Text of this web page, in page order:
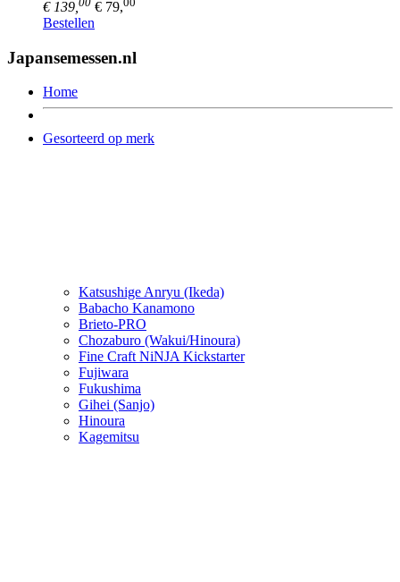
€ 139, € 79,
Bestellen
Japansemessen.nl
Home
Gesorteerd op merk
Katsushige Anryu (Ikeda)
Babacho Kanamono
Brieto-PRO
Chozaburo (Wakui/Hinoura)
Fine Craft NiNJA Kickstarter
Fujiwara
Fukushima
Gihei (Sanjo)
Hinoura
Kagemitsu